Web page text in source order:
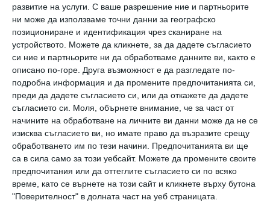
развитие на услуги. С ваше разрешение ние и партньорите
ни може да използваме точни данни за географско
позициониране и идентификация чрез сканиране на
устройството. Можете да кликнете, за да дадете съгласието
си ние и партньорите ни да обработваме данните ви, както е
описано по-горе. Друга възможност е да разгледате по-
подробна информация и да промените предпочитанията си,
преди да дадете съгласието си, или да откажете да дадете
съгласието си.
Моля, обърнете внимание, че за част от
начините на обработване на личните ви данни може да не се
изисква съгласието ви, но имате право да възразите срещу
обработването им по тези начини. Предпочитанията ви ще
са в сила само за този уебсайт. Можете да промените своите
предпочитания или да оттеглите съгласието си по всяко
време, като се върнете на този сайт и кликнете върху бутона
"Поверителност" в долната част на уеб страницата.
Той обожава работата си в областта на
изкуството, като признава, че голяма част
от самооценката си и жизнеността си
дължи на работата си на актьор.
"Тя ми даваше енергия", споделя още той. По
време на интервюто не спира разговора, а
енергично казва"Питайте ме още! Това е
страхотно!".
Интервюто е направено в Рим, където
Хопкинс работи по филм за Netflix за